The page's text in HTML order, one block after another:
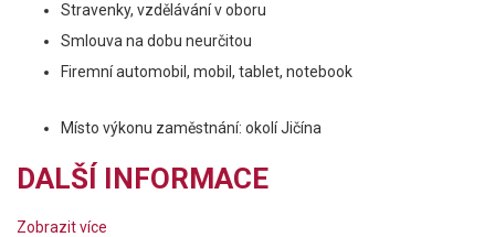
Stravenky, vzdělávání v oboru
Smlouva na dobu neurčitou
Firemní automobil, mobil, tablet, notebook
Místo výkonu zaměstnání: okolí Jičína
DALŠÍ INFORMACE
Zobrazit více